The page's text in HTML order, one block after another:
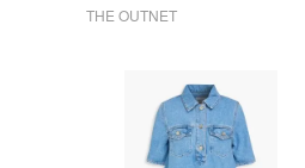
THE OUTNET